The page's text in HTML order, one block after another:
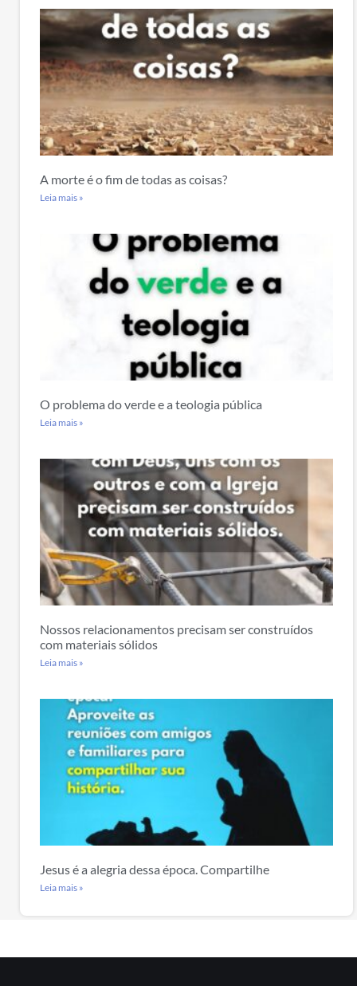
A morte é o fim de todas as coisas?
Leia mais »
O problema do verde e a teologia pública
Leia mais »
Nossos relacionamentos precisam ser construídos
com materiais sólidos
Leia mais »
Jesus é a alegria dessa época. Compartilhe
Leia mais »